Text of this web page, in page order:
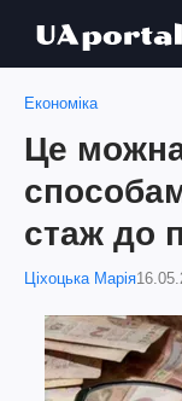
Економіка
Це
стаж до
Ціхоцька Марія